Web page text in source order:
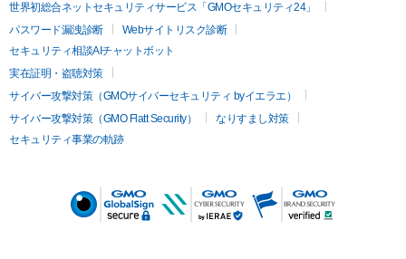
世界初総合ネットセキュリティサービス「GMOセキュリティ24」
パスワード漏洩診断
Webサイトリスク診断
セキュリティ相談AIチャットボット
実在証明・盗聴対策
サイバー攻撃対策（GMOサイバーセキュリティ byイエラエ）
サイバー攻撃対策（GMO Flatt Security）
なりすまし対策
セキュリティ事業の軌跡